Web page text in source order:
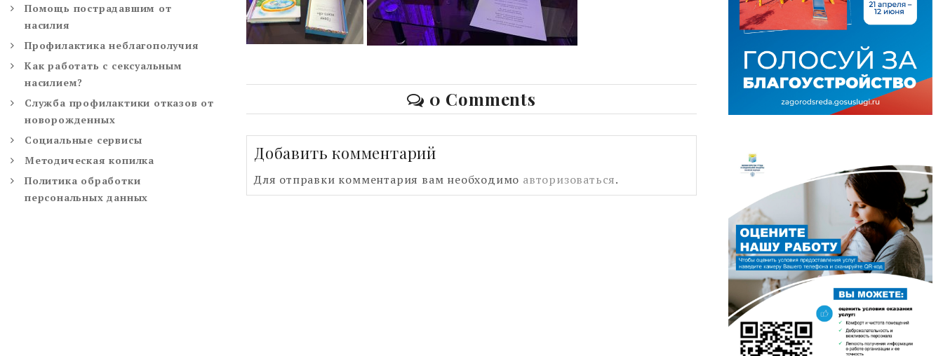
0 Comments
Добавить комментарий
Для отправки комментария вам необходимо авторизоваться.
Помощь пострадавшим от
насилия
Профилактика неблагополучия
Как работать с сексуальным
насилием?
Служба профилактики отказов от
новорожденных
Социальные сервисы
Методическая копилка
Политика обработки
персональных данных